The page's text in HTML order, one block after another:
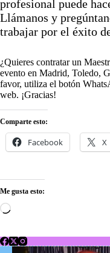
profesional puede
Llámanos y
trabajar por el éxito
¿Quieres contratar un
evento en Madrid, Toledo,
favor, utiliza el botón
web. ¡Gracias!
Comparte esto:
Facebook X
Me gusta esto:
Cargando...